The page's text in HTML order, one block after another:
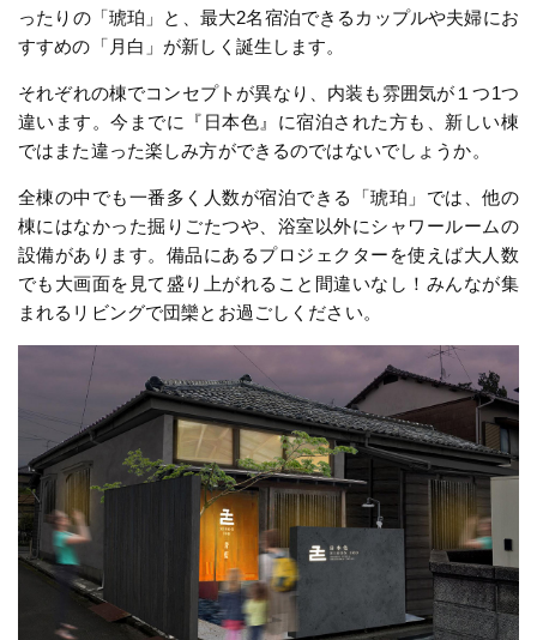
ったりの「琥珀」と、最大2名宿泊できるカップルや夫婦にお
すすめの「月白」が新しく誕生します。
それぞれの棟でコンセプトが異なり、内装も雰囲気が１つ1つ
違います。今までに『日本色』に宿泊された方も、新しい棟
ではまた違った楽しみ方ができるのではないでしょうか。
全棟の中でも一番多く人数が宿泊できる「琥珀」では、他の
棟にはなかった掘りごたつや、浴室以外にシャワールームの
設備があります。備品にあるプロジェクターを使えば大人数
でも大画面を見て盛り上がれること間違いなし！みんなが集
まれるリビングで団欒とお過ごしください。